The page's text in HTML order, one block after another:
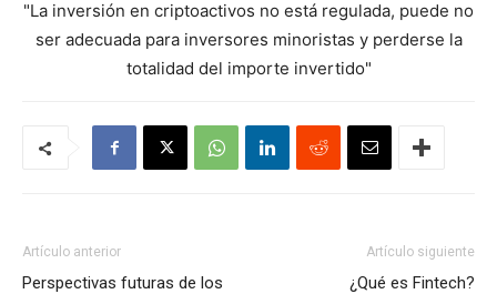
"La inversión en criptoactivos no está regulada, puede no
ser adecuada para inversores minoristas y perderse la
totalidad del importe invertido"
Artículo anterior
Perspectivas futuras de los
Artículo siguiente
¿Qué es Fintech?